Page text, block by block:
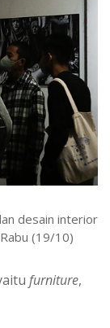
desain interior
(19/10)
furniture,